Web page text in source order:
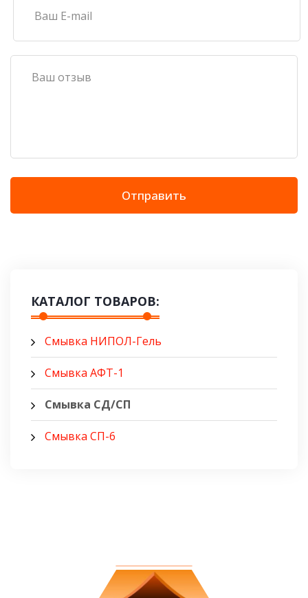
Отправить
КАТАЛОГ ТОВАРОВ:
Смывка НИПОЛ-Гель
Смывка АФТ-1
Смывка СД/СП
Смывка СП-6